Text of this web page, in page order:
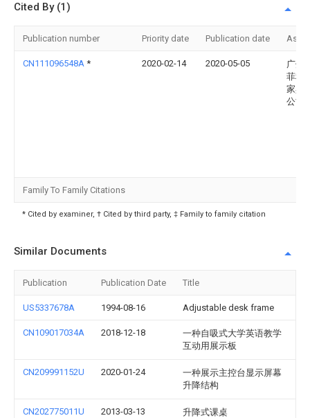
Cited By (1)
Publication number Priority date Publication date
CN111096548A * 2020-02-14 2020-05-05
广州
菲科
家具
公司
Family To Family Citations
* Cited by examiner, † Cited by third party, ‡ Family to family citation
Similar Documents
Publication Publication Date Title
US5337678A 1994-08-16 Adjustable desk frame
CN109017034A 2018-12-18
一种自吸式大学英语教学
互动用展示板
CN209991152U 2020-01-24
一种展示主控台显示屏幕
升降结构
CN202775011U 2013-03-13 升降式课桌